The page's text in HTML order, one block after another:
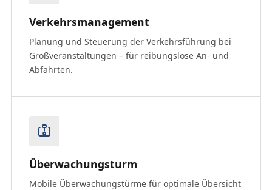
Verkehrsmanagement
Planung und Steuerung der Verkehrsführung bei
Großveranstaltungen – für reibungslose An- und
Abfahrten.
Überwachungsturm
Mobile Überwachungstürme für optimale Übersicht